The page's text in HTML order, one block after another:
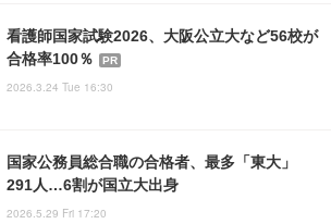
看護師国家試験2026、大阪公立大など56校が
合格率100％
PR
2026.3.24 Tue 16:30
国家公務員総合職の合格者、最多「東大」
291人…6割が国立大出身
2026.5.29 Fri 17:20